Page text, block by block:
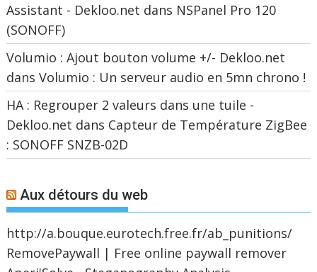
Assistant - Dekloo.net dans NSPanel Pro 120
(SONOFF)
Volumio : Ajout bouton volume +/- Dekloo.net
dansVolumio : Un serveur audio en 5mn chrono !
HA : Regrouper 2 valeurs dans une tuile -
Dekloo.net dans Capteur de Température ZigBee
: SONOFF SNZB-02D
Aux détours du web
http://a.bouque.eurotech.free.fr/ab_punitions/
RemovePaywall | Free online paywall remover